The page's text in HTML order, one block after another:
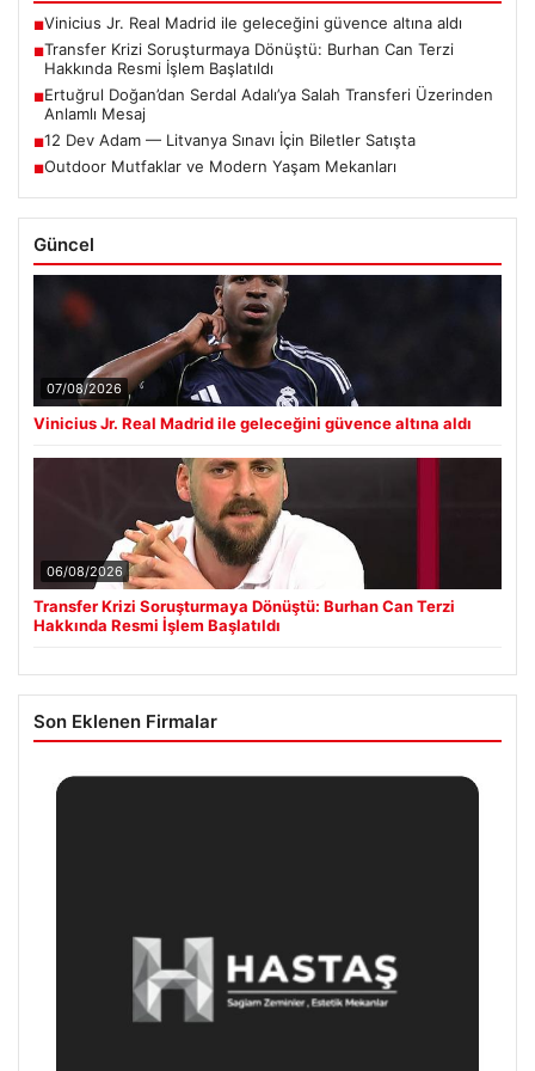
■Vinicius Jr. Real Madrid ile geleceğini güvence altına aldı
■Transfer Krizi Soruşturmaya Dönüştü: Burhan Can Terzi
Hakkında Resmi İşlem Başlatıldı
■Ertuğrul Doğan’dan Serdal Adalı’ya Salah Transferi Üzerinden
Anlamlı Mesaj
■12 Dev Adam — Litvanya Sınavı İçin Biletler Satışta
■Outdoor Mutfaklar ve Modern Yaşam Mekanları
Güncel
07/08/2026
Vinicius Jr. Real Madrid ile geleceğini güvence altına aldı
06/08/2026
Transfer Krizi Soruşturmaya Dönüştü: Burhan Can Terzi
Hakkında Resmi İşlem Başlatıldı
Son Eklenen Firmalar